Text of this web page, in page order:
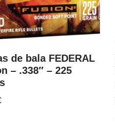
de bala FEDERAL
– .338″ – 225